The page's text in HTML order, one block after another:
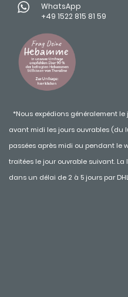
WhatsApp
+49 1522 815 81 59
*Nous expédions généralement
avant midi les jours ouvrables (du
passées après midi ou pendant le
traitées le jour ouvrable suivant.
dans un délai de 2 à 5 jours par